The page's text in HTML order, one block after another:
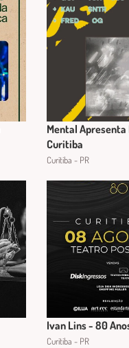
Mental
Curitiba
Curitiba - PR
Ivan Lins - 80
Curitiba - PR